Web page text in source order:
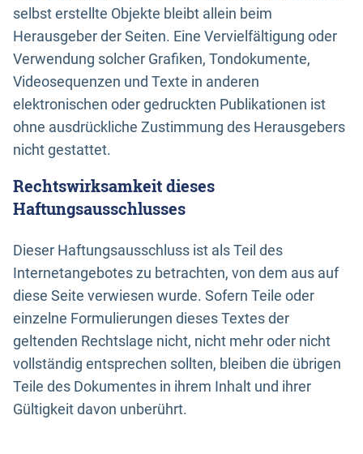
selbst erstellte Objekte bleibt allein beim
Herausgeber der Seiten. Eine Vervielfältigung oder
Verwendung solcher Grafiken, Tondokumente,
Videosequenzen und Texte in anderen
elektronischen oder gedruckten Publikationen ist
ohne ausdrückliche Zustimmung des Herausgebers
nicht gestattet.
Rechtswirksamkeit dieses
Haftungsausschlusses
Dieser Haftungsausschluss ist als Teil des
Internetangebotes zu betrachten, von dem aus auf
diese Seite verwiesen wurde. Sofern Teile oder
einzelne Formulierungen dieses Textes der
geltenden Rechtslage nicht, nicht mehr oder nicht
vollständig entsprechen sollten, bleiben die übrigen
Teile des Dokumentes in ihrem Inhalt und ihrer
Gültigkeit davon unberührt.